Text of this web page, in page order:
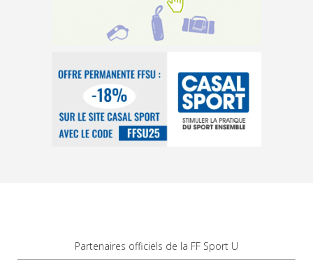
Partenaires officiels de la FF Sport U